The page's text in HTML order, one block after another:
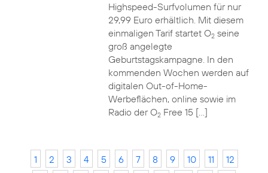
Highspeed-Surfvolumen für nur
29,99 Euro erhältlich. Mit diesem
einmaligen Tarif startet O2seine
groß angelegte
Geburtstagskampagne. In den
kommenden Wochen werden auf
digitalen Out-of-Home-
Werbeflächen, online sowie im
Radio der O2Free 15 […]
1 2 3 4 5 6 7 8 9 10 11
12